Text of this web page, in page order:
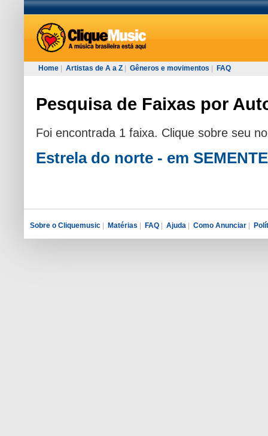
Home Artistas de A a Z Gêneros e movimentos FAQ
Pesquisa de Faixas por
Foi encontrada 1 faixa. Clique sobre seu
Estrela do norte - em SEMENTE
Sobre o Cliquemusic | Matérias | FAQ | Ajuda | Como Anunciar |